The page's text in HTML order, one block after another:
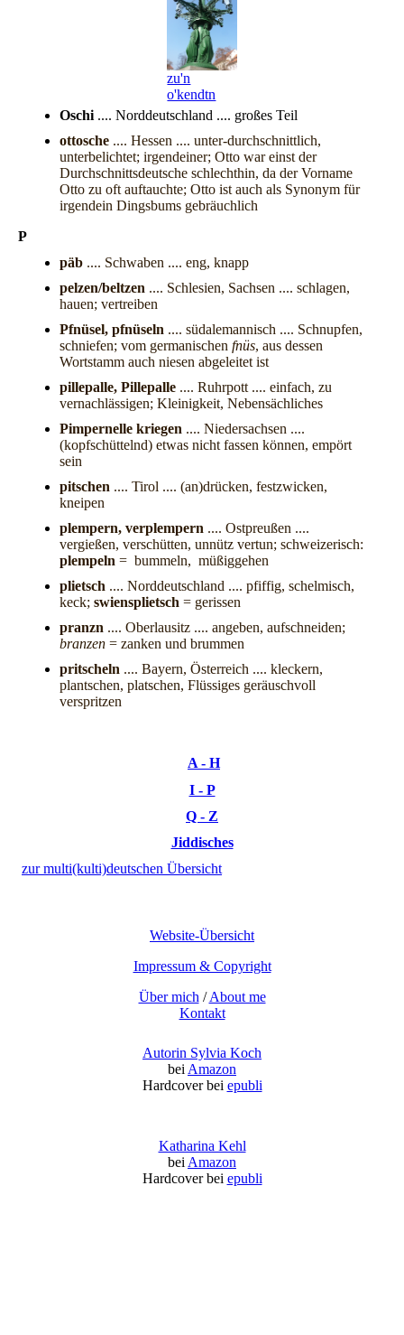
zu'n
o'kendtn
Oschi .... Norddeutschland .... großes Teil
ottosche .... Hessen .... unter-durchschnittlich,
unterbelichtet; irgendeiner; Otto war einst der
Durchschnittsdeutsche schlechthin, da der Vorname
Otto zu oft auftauchte; Otto ist auch als Synonym für
irgendein Dingsbums gebräuchlich
P
päb .... Schwaben .... eng, knapp
pelzen/beltzen .... Schlesien, Sachsen .... schlagen,
hauen; vertreiben
Pfnüsel, pfnüseln .... südalemannisch .... Schnupfen,
schniefen; vom germanischen fnüs, aus dessen
Wortstamm auch niesen abgeleitet ist
pillepalle, Pillepalle .... Ruhrpott .... einfach, zu
vernachlässigen; Kleinigkeit, Nebensächliches
Pimpernelle kriegen .... Niedersachsen ....
(kopfschüttelnd) etwas nicht fassen können, empört
sein
pitschen .... Tirol .... (an)drücken, festzwicken,
kneipen
plempern, verplempern .... Ostpreußen ....
vergießen, verschütten, unnütz vertun; schweizerisch:
plempeln = bummeln, müßiggehen
plietsch .... Norddeutschland .... pfiffig, schelmisch,
keck; swiensplietsch = gerissen
pranzn .... Oberlausitz .... angeben, aufschneiden;
branzen = zanken und brummen
pritscheln .... Bayern, Österreich .... kleckern,
plantschen, platschen, Flüssiges geräuschvoll
verspritzen
A - H
I - P
Q - Z
Jiddisches
zur multi(kulti)deutschen Übersicht
Website-Übersicht
Impressum & Copyright
Über mich /About me
Kontakt
Autorin Sylvia Koch
bei Amazon
Hardcover bei epubli
Katharina Kehl
bei Amazon
Hardcover bei epubli